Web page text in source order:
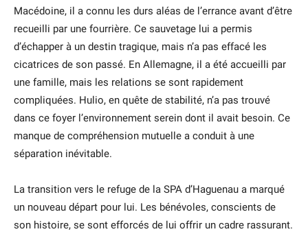
Macédoine, il a connu les durs aléas de l’errance avant d’être
recueilli par une fourrière. Ce sauvetage lui a permis
d’échapper à un destin tragique, mais n’a pas effacé les
cicatrices de son passé. En Allemagne, il a été accueilli par
une famille, mais les relations se sont rapidement
compliquées. Hulio, en quête de stabilité, n’a pas trouvé
dans ce foyer l’environnement serein dont il avait besoin. Ce
manque de compréhension mutuelle a conduit à une
séparation inévitable.
La transition vers le refuge de la SPA d’Haguenau a marqué
un nouveau départ pour lui. Les bénévoles, conscients de
son histoire, se sont efforcés de lui offrir un cadre rassurant.